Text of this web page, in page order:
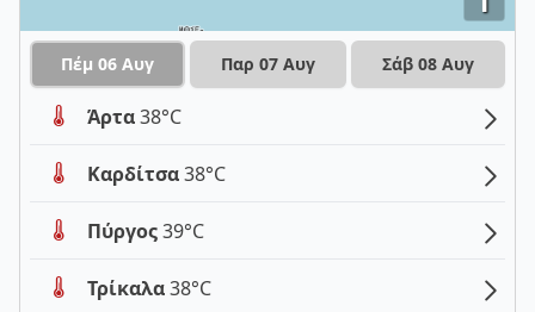
Πέμ 06 Αυγ Παρ 07 Αυγ Σάβ 08 Αυγ
Άρτα38°C
Καρδίτσα38°C
Πύργος39°C
Τρίκαλα38°C